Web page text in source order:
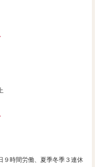
９時間労働、夏季冬季３連休